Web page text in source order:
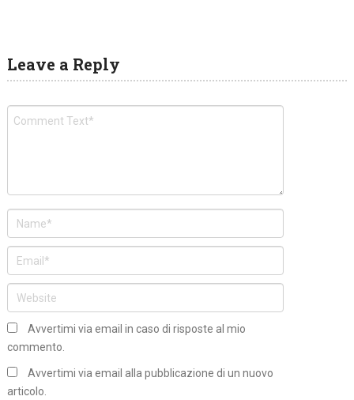
Leave a Reply
Avvertimi via email in caso di risposte al mio
commento.
Avvertimi via email alla pubblicazione di un nuovo
articolo.